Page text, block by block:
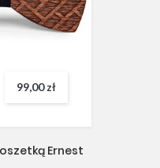
99,00 zł
Ernest